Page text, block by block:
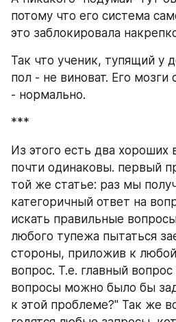
потому что его система
это заблокировала
Так что ученик, тупящий у
пол - не виноват. Его мозги
- нормально.
***
Из этого есть два хороших
почти одинаковы. первый
той же статье: раз мы
категоричный ответ на
искать правильные
любого тупежа пытаться
стороны, приложив к
вопрос. Т.е. главный
вопросы можно было бы
к этой проблеме?" Так же